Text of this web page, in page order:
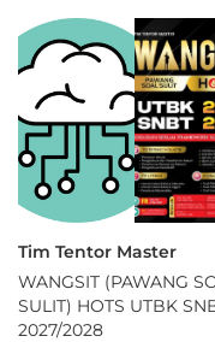
Tim Tentor Master
WANGSIT (PAWANG
SULIT) HOTS UTBK
2027/2028